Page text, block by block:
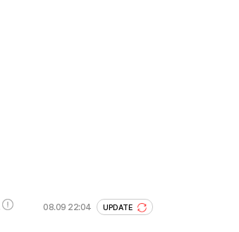
08.09 22:04 UPDATE